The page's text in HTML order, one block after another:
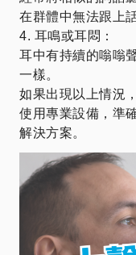
在群體中無法跟上
4. 耳鳴或耳悶：
耳中有持續的嗡嗡
一樣。
如果出現以上情況
使用專業設備，準
解決方案。